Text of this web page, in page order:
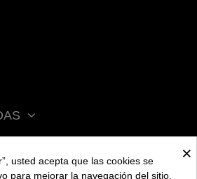
×
usted acepta que las cookies se
para mejorar la navegación del sitio,